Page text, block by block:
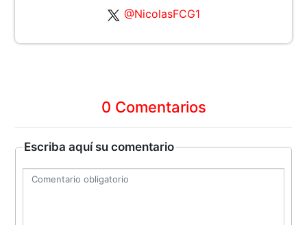
@NicolasFCG1
0 Comentarios
Escriba aquí su comentario